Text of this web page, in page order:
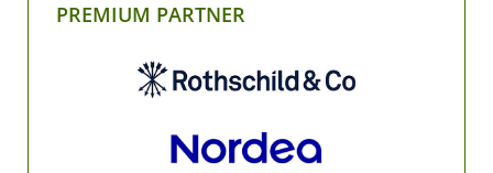
PREMIUM PARTNER